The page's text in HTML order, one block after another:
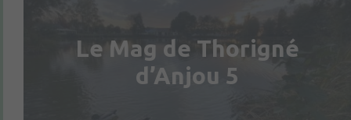
Le Mag de Thorigné
d’Anjou 5